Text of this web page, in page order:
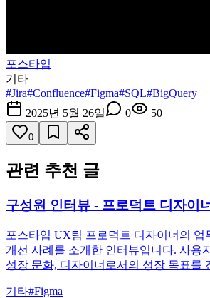
포스타입
기타
#Jira#Confluence#Figma#SQL#BigQuery
2025년 5월 26일
0 50
0
관련 추천 글
구성원 인터뷰 - 프로덕트 디자이
포스타입 UX팀 프로덕트 디자이너의 업
개선 사례를 소개한 인터뷰입니다. 사용
성장 문화, 디자이너로서의 성장 목표를
기타#Figma